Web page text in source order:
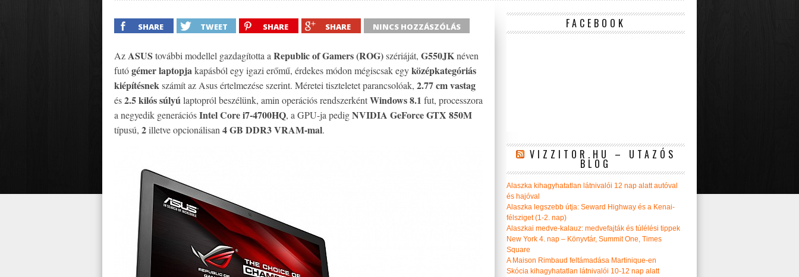
SHARE TWEET SHARE SHARE NINCS HOZZÁSZÓLÁS
AzASUS további modellel gazdagította a Republic of Gamers (ROG)szériáját, G550JKnéven
futógémer laptopjakapásból egy igazi erőmű, érdekes módon mégiscsak egyközépkategóriás
kiépítésnekszámít az Asus értelmezése szerint. Méretei tiszteletet parancsolóak, 2.77 cm vastag
és2.5 kilós súlyúlaptopról beszélünk, amin operációs rendszerkéntWindows 8.1 fut, processzora
a negyedik generációsIntel Core i7-4700HQ, a GPU-ja pedigNVIDIA GeForce GTX 850M
típusú, 2illetve opcionálisan 4 GB DDR3 VRAM-mal.
FACEBOOK
VIZZITOR.HU – UTAZÓS
BLOG
Alaszka kihagyhatatlan látnivalói 12 nap alatt autóval
és hajóval
Alaszka legszebb útja: Seward Highway és a Kenai-
félsziget (1-2. nap)
Alaszkai medve-kalauz: medvefajták és túlélési tippek
New York 4. nap – Könyvtár, Summit One, Times
Square
A Maison Rimbaud feltámadása Martinique-en
Skócia kihagyhatatlan látnivalói 10-12 nap alatt